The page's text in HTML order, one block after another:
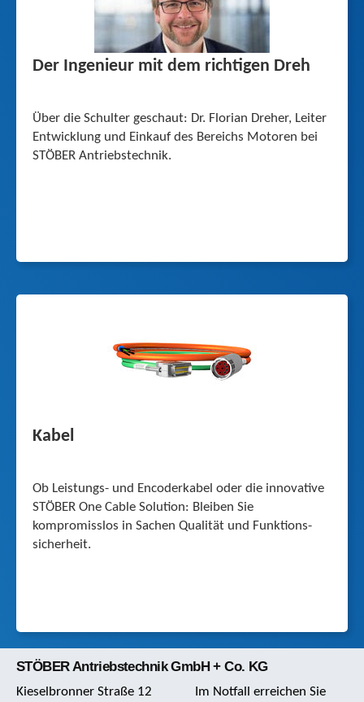
Der Ingenieur mit dem richtigen Dreh
Über die Schulter geschaut: Dr. Florian Dreher, Leiter
Entwicklung und Einkauf des Bereichs Motoren bei
STÖBER Antriebstechnik.
Kabel
Ob Leistungs- und Encoderkabel oder die innovative
STÖBER One Cable Solution: Bleiben Sie
kompromisslos in Sachen Qualität und Funktions­
sicherheit.
STÖBER Antriebstechnik GmbH + Co. KG
Kieselbronner Straße 12 Im Notfall erreichen Sie